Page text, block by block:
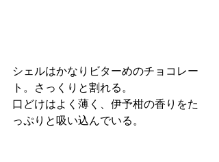
シェルはかなりビターめのチョコレー
ト。さっくりと割れる。
口どけはよく薄く、伊予柑の香りをた
っぷりと吸い込んでいる。